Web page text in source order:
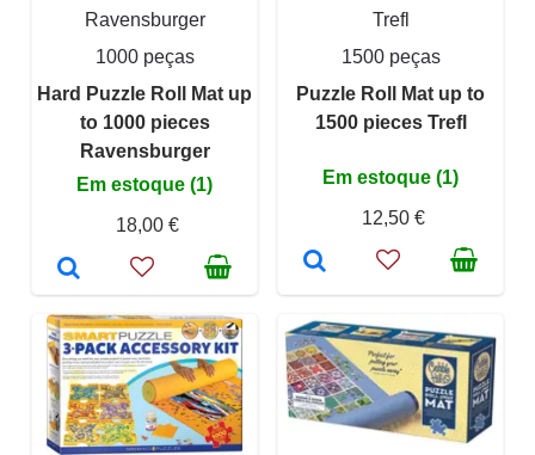
Ravensburger
1000 peças
Hard Puzzle Roll Mat up
to 1000 pieces
Ravensburger
Em estoque (1)
18,00 €
Trefl
1500 peças
Puzzle Roll Mat up to
1500 pieces Trefl
Em estoque (1)
12,50 €